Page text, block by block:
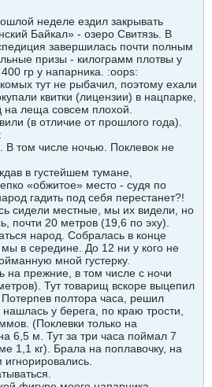
неделе ездил закрывать
Байкал» - озеро Свитязь. В
завершилась почти полным
призы - килограмм плотвы у
гр у напарника. :oops:
тут не рыбачил, поэтому ехали
квитки (лицензии) в нацпарке,
на леща совсем плохой.
(в отличие от прошлого года).
том числе ночью. Поклевок не
в густейшем тумане,
«обжитое» место - судя по
гадить под себя перестанет?!
сидели местные, мы их видели, но
почти 20 метров (19,6 по эху).
народ. Собралась в конце
в середине. До 12 ни у кого не
мной густерку.
на прежние, в том числе с ночи
Тут товарищ вскоре выцепил
полтора часа, решил
у берега, по краю трости,
(Поклевки только на
6,5 м. Тут за три часа поймал 7
1,1 кг). Брала на поплавочку, на